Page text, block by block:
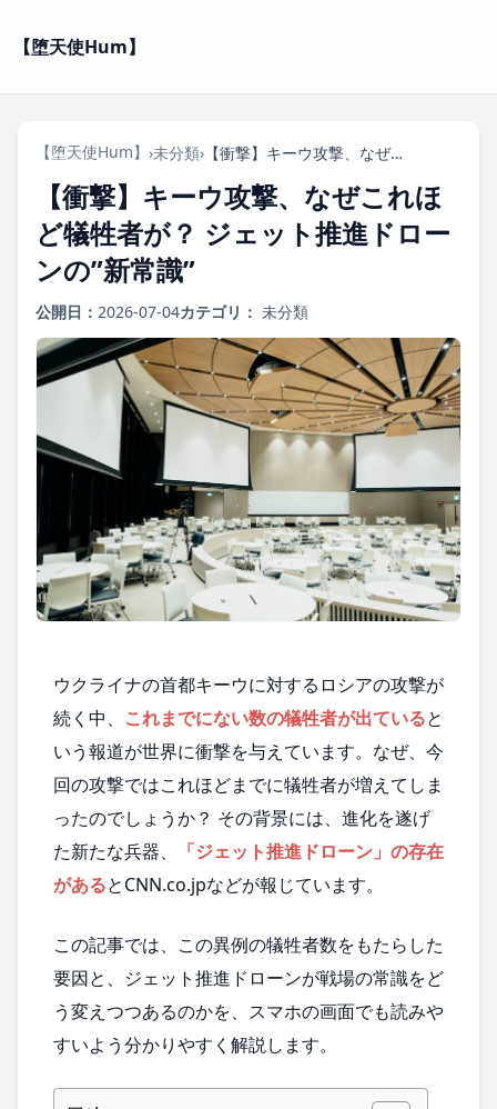
【堕天使Hum】
【堕天使Hum】 ›未分類› 【衝撃】キーウ攻撃、なぜこれほど犠牲者が？ ジェット推進ドローンの”新常識”
【衝撃】キーウ攻撃、なぜこれほ
ど犠牲者が？ ジェット推進ドロー
ンの”新常識”
公開日： 2026-07-04カテゴリ： 未分類
ウクライナの首都キーウに対するロシアの攻撃が
続く中、 これまでにない数の犠牲者が出ていると
いう報道が世界に衝撃を与えています。なぜ、今
回の攻撃ではこれほどまでに犠牲者が増えてしま
ったのでしょうか？ その背景には、進化を遂げ
た新たな兵器、
「ジェット推進ドローン」の存在
があるとCNN.co.jpなどが報じています。
この記事では、この異例の犠牲者数をもたらした
要因と、ジェット推進ドローンが戦場の常識をど
う変えつつあるのかを、スマホの画面でも読みや
すいよう分かりやすく解説します。